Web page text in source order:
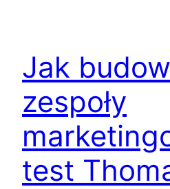
Jak
zespoły
test